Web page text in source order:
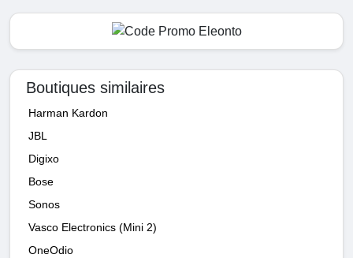
Boutiques similaires
Harman Kardon
JBL
Digixo
Bose
Sonos
Vasco Electronics (Mini 2)
OneOdio